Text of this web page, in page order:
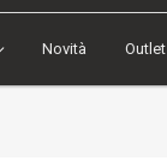
Novità Outlet